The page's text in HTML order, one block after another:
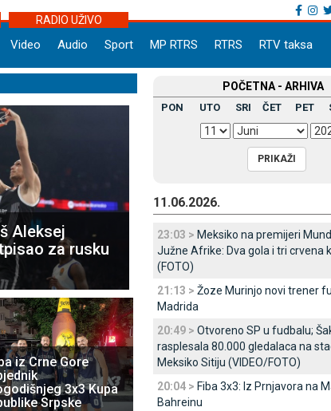
RADIO UŽIVO
Video Audio Sport MP RTRS RTRS RTV taksa
Aleksej
za rusku
iz Crne Gore
3x3 Kupa
Srpske
POČETNA - ARHIVA
PON UTO SRI ČET PET
11.06.2026.
23:03 > Meksiko na premijeri
Јužne Afrike: Dva gola i tri crvena
(FOTO)
21:13 > Žoze Murinjo novi trener
Madrida
20:49 > Otvoreno SP u fudbalu;
rasplesala 80.000 gledalaca na
Meksiko Sitiju (VIDEO/FOTO)
20:04 > Fiba 3x3: Iz Prnjavora na
Bahreinu